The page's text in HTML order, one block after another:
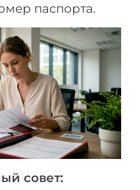
паспорта.
совет: